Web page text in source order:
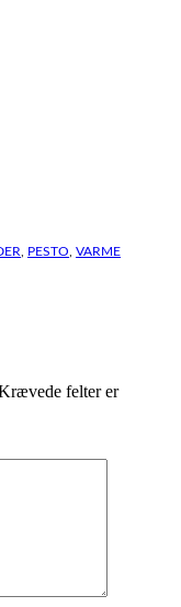
, PESTO, VARME
felter er